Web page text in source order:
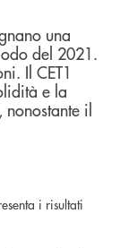
una
del 2021.
Il CET1
e la
il
i risultati